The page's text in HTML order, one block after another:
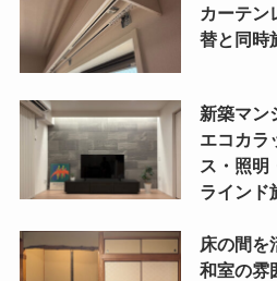
カーテン
替と同時
新築マン
エコカラ
ス・照明
ラインド
床の間を
和室の雰